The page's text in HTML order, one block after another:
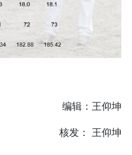
编辑：王仰坤
核发： 王仰坤